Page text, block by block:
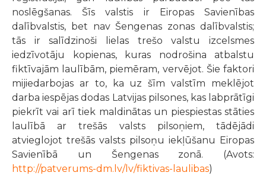
noslēgšanas. Šīs valstis ir Eiropas Savienības
dalībvalstis, bet nav Šengenas zonas dalībvalstis;
tās ir salīdzinoši lielas trešo valstu izcelsmes
iedzīvotāju kopienas, kuras nodrošina atbalstu
fiktīvajām laulībām, piemēram, vervējot. Šie faktori
mijiedarbojas ar to, ka uz šīm valstīm meklējot
darba iespējas dodas Latvijas pilsones, kas labprātīgi
piekrīt vai arī tiek maldinātas un piespiestas stāties
laulībā ar trešās valsts pilsoņiem, tādējādi
atvieglojot trešās valsts pilsoņu iekļūšanu Eiropas
Savienībā un Šengenas zonā. (Avots:
http://patverums-dm.lv/lv/fiktivas-laulibas)